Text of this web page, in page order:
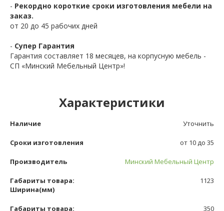
- Рекордно короткие сроки изготовления мебели на
заказ.
от 20 до 45 рабочих дней
- Супер Гарантия
Гарантия составляет 18 месяцев, на корпусную мебель -
СП «Минский Мебельный Центр»!
Характеристики
Наличие Уточнить
Сроки изготовления от 10 до 35
Производитель Минский Мебельный Центр
Габариты товара:
Ширина(мм)
1123
Габариты товара:
350